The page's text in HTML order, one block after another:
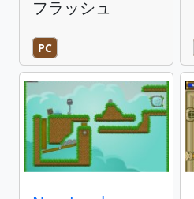
フラッシュ
PC